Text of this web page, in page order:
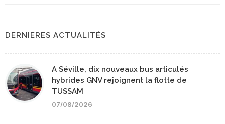
DERNIERES ACTUALITÉS
A Séville, dix nouveaux bus articulés
hybrides GNV rejoignent la flotte de
TUSSAM
07/08/2026